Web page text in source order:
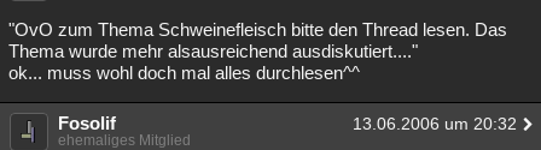
"OvO zum Thema Schweinefleisch bitte den Thread lesen. Das
Thema wurde mehr alsausreichend ausdiskutiert...."
ok... muss wohl doch mal alles durchlesen^^
Fosolif 13.06.2006 um 20:32
ehemaliges Mitglied